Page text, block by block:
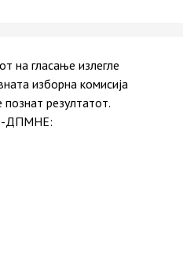
на гласање излегле
изборна комисија
резултатот.
ДПМНЕ: